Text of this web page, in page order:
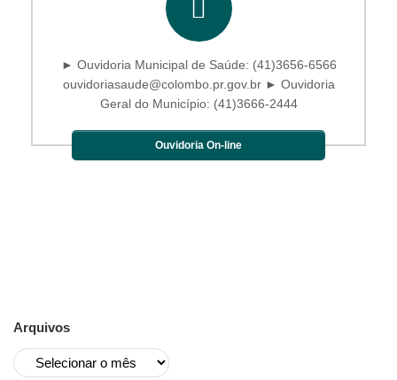
► Ouvidoria Municipal de Saúde: (41)3656-6566
ouvidoriasaude@colombo.pr.gov.br ► Ouvidoria
Geral do Município: (41)3666-2444
Ouvidoria On-line
Arquivos